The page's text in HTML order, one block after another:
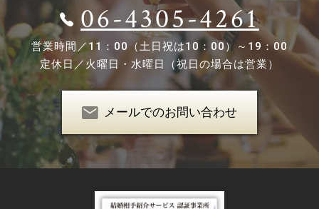
06-4305-4261
営業時間／11：00（土日祝は10：00）～19：00
定休日／火曜日・水曜日（祝日の場合は営業）
メールでのお問い合わせ